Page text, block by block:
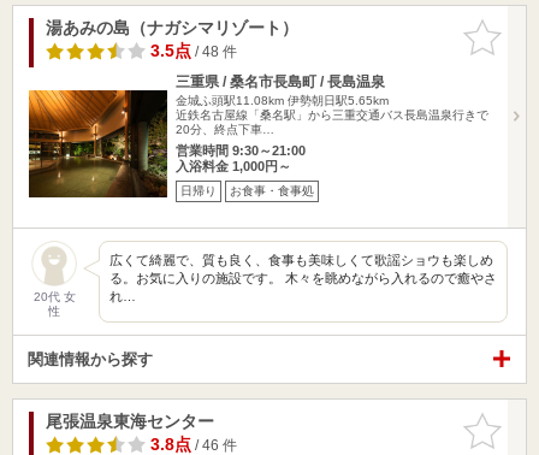
お気に入
りに追加
湯あみの島（ナガシマリゾート）
3.5点/ 48 件
三重県 / 桑名市長島町 / 長島温泉
金城ふ頭駅11.08km 伊勢朝日駅5.65km
近鉄名古屋線「桑名駅」から三重交通バス長島温泉行きで
20分、終点下車…
営業時間 9:30～21:00
入浴料金 1,000円～
日帰り お食事・食事処
20代 女
性
広くて綺麗で、質も良く、食事も美味しくて歌謡ショウも楽しめ
る。お気に入りの施設です。 木々を眺めながら入れるので癒やさ
れ…
関連情報から探す
お気に入
りに追加
尾張温泉東海センター
3.8点/ 46 件